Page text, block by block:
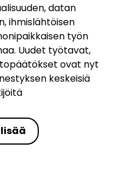
datan
ihmislähtöisen
työn
Uudet työtavat,
ovat nyt
keskeisiä
lisää